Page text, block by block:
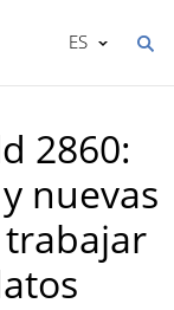
ES
2860:
nuevas